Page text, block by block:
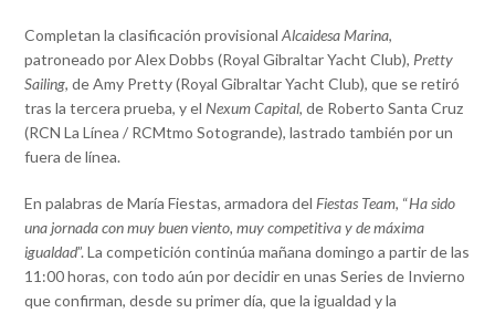
Completan la clasificación provisionalAlcaidesa Marina,
patroneado por Alex Dobbs (Royal Gibraltar Yacht Club), Pretty
Sailing, de Amy Pretty (Royal Gibraltar Yacht Club), que se retiró
tras la tercera prueba, y elNexum Capital, de Roberto Santa Cruz
(RCN La Línea / RCMtmo Sotogrande), lastrado también por un
fuera de línea.
En palabras de María Fiestas, armadora delFiestas Team, “Ha sido
una jornada con muy buen viento, muy competitiva y de máxima
igualdad”. La competición continúa mañana domingo a partir de las
11:00 horas, con todo aún por decidir en unas Series de Invierno
que confirman, desde su primer día, que la igualdad y la